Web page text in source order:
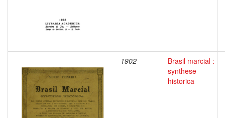
1902
Brasil marcial :
synthese
historica